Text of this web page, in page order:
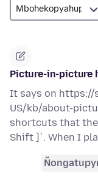
Picture-in-picture
It says on https://
US/kb/about-
shortcuts that the
Shift ]`. When I